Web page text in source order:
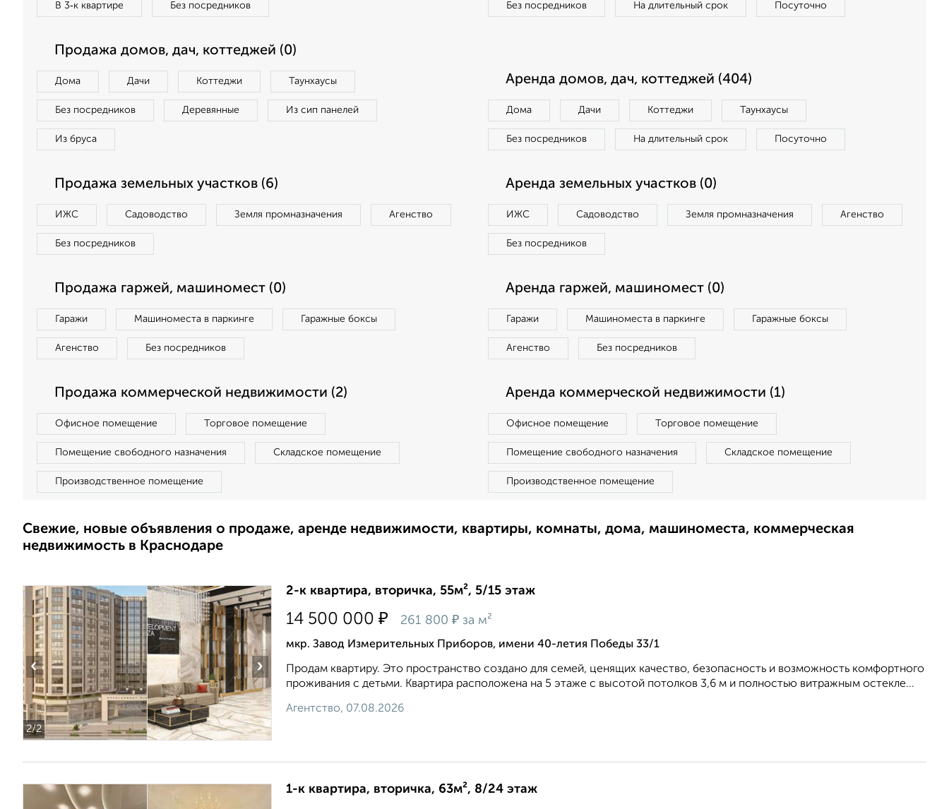
В 3‑к квартире Без посредников Без посредников На длительный срок Посуточно
Продажа домов, дач, коттеджей (0)
Дома Дачи Коттеджи Таунхаусы
Без посредников Деревянные Из сип панелей
Из бруса
Аренда домов, дач, коттеджей (404)
Дома Дачи Коттеджи Таунхаусы
Без посредников На длительный срок Посуточно
Продажа земельных участков (6)
ИЖС Садоводство Земля промназначения Агенство
Без посредников
Аренда земельных участков (0)
ИЖС Садоводство Земля промназначения Агенство
Без посредников
Продажа гаржей, машиномест (0)
Гаражи Машиноместа в паркинге Гаражные боксы
Агенство Без посредников
Аренда гаржей, машиномест (0)
Гаражи Машиноместа в паркинге Гаражные боксы
Агенство Без посредников
Продажа коммерческой недвижимости (2)
Офисное помещение Торговое помещение
Помещение свободного назначения Складское помещение
Производственное помещение
Аренда коммерческой недвижимости (1)
Офисное помещение Торговое помещение
Помещение свободного назначения Складское помещение
Производственное помещение
Свежие, новые объявления о продаже, аренде недвижимости, квартиры, комнаты, дома, машиноместа, коммерческая
недвижимость в Краснодаре
2/2
‹ ›
2-к квартира, вторичка, 55м², 5/15 этаж
14 500 000 ₽ 261 800 ₽ за м²
мкр. Завод Измерительных Приборов, имени 40-летия Победы 33/1
Продам квартиру. Это пространство создано для семей, ценящих качество, безопасность и возможность комфортного
проживания с детьми. Квартира расположена на 5 этаже с высотой потолков 3,6 м и полностью витражным остекле...
Агентство, 07.08.2026
1-к квартира, вторичка, 63м², 8/24 этаж